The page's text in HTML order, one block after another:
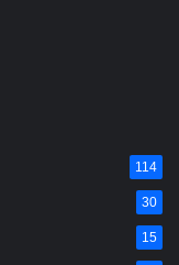
114
30
15